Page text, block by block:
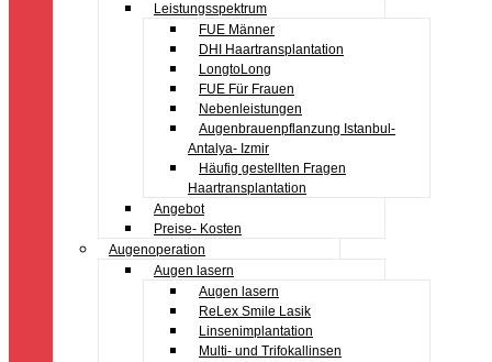
Leistungsspektrum
FUE Männer
DHI Haartransplantation
LongtoLong
FUE Für Frauen
Nebenleistungen
Augenbrauenpflanzung Istanbul-
Antalya- Izmir
Häufig gestellten Fragen
Haartransplantation
Angebot
Preise- Kosten
Augenoperation
Augen lasern
Augen lasern
ReLex Smile Lasik
Linsenimplantation
Multi- und Trifokallinsen